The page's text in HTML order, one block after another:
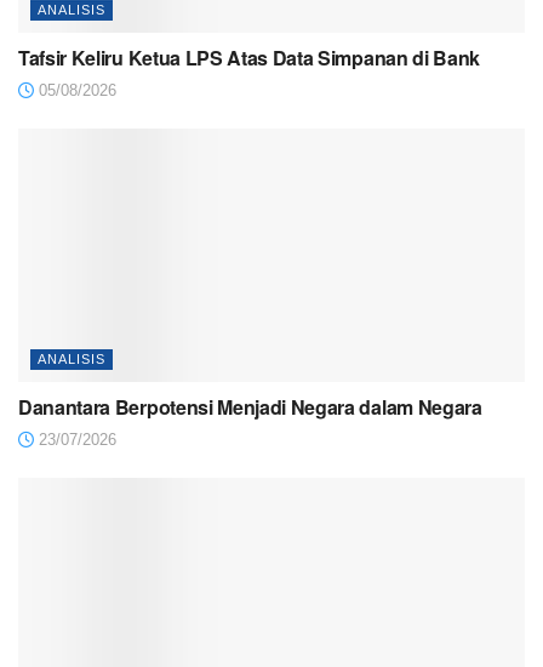
ANALISIS
Tafsir Keliru Ketua LPS Atas Data Simpanan di Bank
05/08/2026
ANALISIS
Danantara Berpotensi Menjadi Negara dalam Negara
23/07/2026